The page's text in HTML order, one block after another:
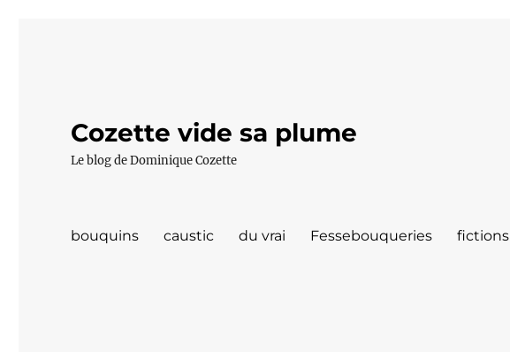
Cozette vide sa plume
Le blog de Dominique Cozette
bouquins caustic du vrai Fessebouqueries fictions